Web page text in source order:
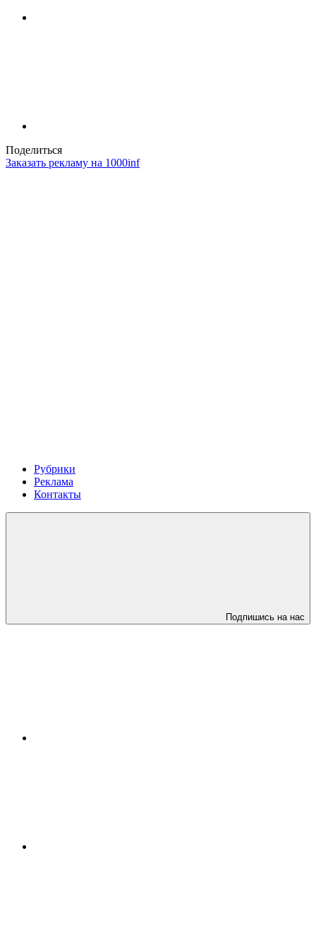
Поделиться
Заказать рекламу на 1000inf
Рубрики
Реклама
Контакты
Подпишись на нас